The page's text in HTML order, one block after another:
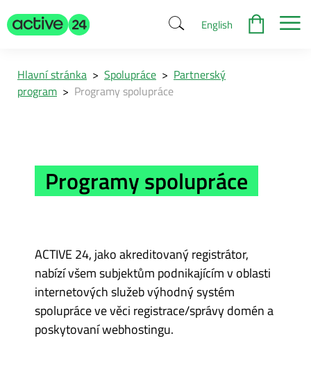
English
Hlavní stránka > Spolupráce > Partnerský
program > Programy spolupráce
Programy spolupráce
ACTIVE 24, jako akreditovaný registrátor,
nabízí všem subjektům podnikajícím v oblasti
internetových služeb výhodný systém
spolupráce ve věci registrace/správy domén a
poskytovaní webhostingu.